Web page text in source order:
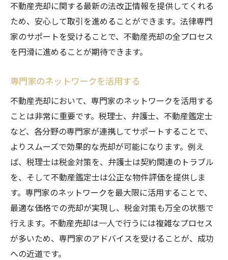
不動産売却に関する最新の法改正情報を提供してくれる
ため、安心して取引を進めることができます。法律専門
家のサポートを受けることで、不動産売却の全プロセス
を円滑に進めることが期待できます。
専門家のネットワークを活用する
不動産売却において、専門家のネットワークを活用する
ことは非常に重要です。税理士、弁護士、不動産鑑定士
など、各分野の専門家が連携してサポートすることで、
よりスムーズで効果的な売却が可能になります。例え
ば、税理士は税金対策を、弁護士は契約関連のトラブル
を、そして不動産鑑定士は公正な物件評価を提供しま
す。専門家のネットワークを最大限に活用することで、
最適な価格での売却が実現し、税金対策も万全の状態で
行えます。不動産売却は一人で行うには複雑なプロセス
が多いため、専門家のアドバイスを受けることが、成功
への近道です。